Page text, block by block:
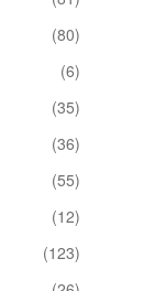
(80)
(6)
(35)
(36)
(55)
(12)
(123)